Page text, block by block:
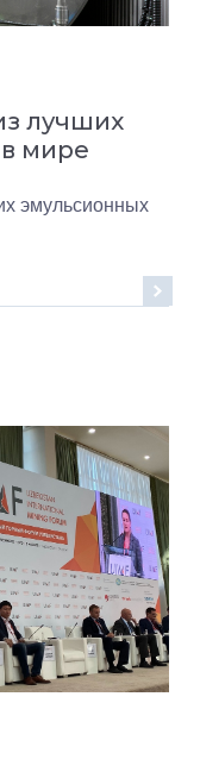
лучших
мире
эмульсионных